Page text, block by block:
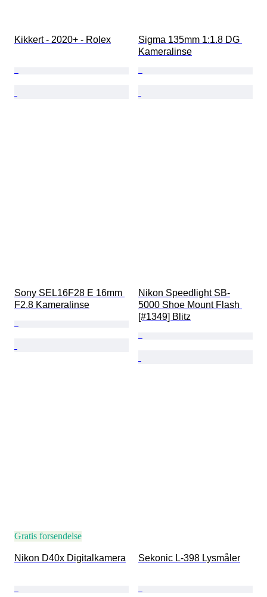
Kikkert - 2020+ - Rolex
Sigma 135mm 1:1.8 DG
Kameralinse
Sony SEL16F28 E 16mm
F2.8 Kameralinse
Nikon Speedlight SB-
5000 Shoe Mount Flash
[#1349] Blitz
Gratis forsendelse
Nikon D40x Digitalkamera Sekonic L-398 Lysmåler